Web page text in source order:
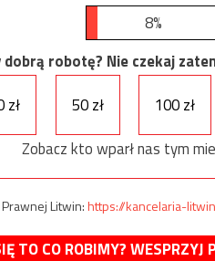
8%
dobrą robotę? Nie czekaj
zł
50 zł 100 zł
Zobacz kto wparł nas tym
Litwin:https://kancelaria-
TO CO ROBIMY? WESPRZYJ